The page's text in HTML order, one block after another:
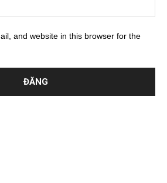
and website in this browser for the